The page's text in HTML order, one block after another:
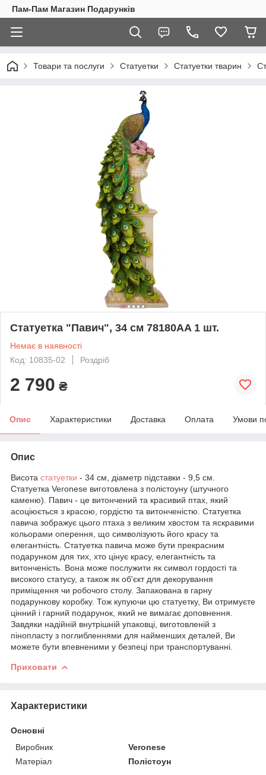
Пам-Пам Магазин Подарунків
Товари та послуги Статуетки Статуетки тварин
Статуетка "Павич", 34 см 78180AA 1 шт.
Немає в наявності
Код: 10835-02
Роздріб
2 790 ₴
Опис Характеристики Доставка Оплата Умови
Опис
Висота статуетки - 34 см, діаметр підставки - 9,5 см.
Статуетка Veronese виготовлена ​​з полістоуну (штучного
каменю). Павич - це витончений та красивий птах, який
асоціюється з красою, гордістю та витонченістю. Статуетка
павича зображує цього птаха з великим хвостом та яскравими
кольорами оперення, що символізують його красу та
елегантність. Статуетка павича може бути прекрасним
подарунком для тих, хто цінує красу, елегантність та
витонченість. Вона може послужити як символ гордості та
високого статусу, а також як об'єкт для декорування
приміщення чи робочого столу. Запакована в гарну
подарункову коробку. Тож купуючи цю статуетку, Ви отримуєте
цінний і гарний подарунок, який не вимагає доповнення.
Завдяки надійній внутрішній упаковці, виготовленій з
пінопласту з поглибленнями для найменших деталей, Ви
можете бути впевненими у безпеці при транспортуванні.
Приховати
Характеристики
Основні
Виробник
Veronese
Матеріал
Полістоун